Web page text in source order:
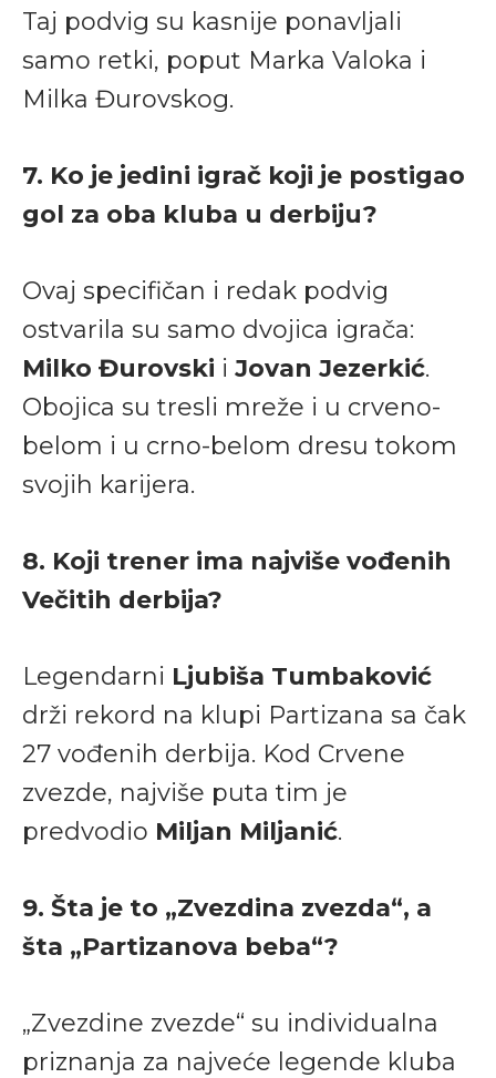
Taj podvig su kasnije ponavljali
samo retki, poput Marka Valoka i
Milka Đurovskog.
7. Ko je jedini igrač koji je postigao
gol za oba kluba u derbiju?
Ovaj specifičan i redak podvig
ostvarila su samo dvojica igrača:
Milko Đurovski i Jovan Jezerkić.
Obojica su tresli mreže i u crveno-
belom i u crno-belom dresu tokom
svojih karijera.
8. Koji trener ima najviše vođenih
Večitih derbija?
Legendarni Ljubiša Tumbaković
drži rekord na klupi Partizana sa čak
27 vođenih derbija. Kod Crvene
zvezde, najviše puta tim je
predvodio Miljan Miljanić.
9. Šta je to „Zvezdina zvezda“, a
šta „Partizanova beba“?
„Zvezdine zvezde“ su individualna
priznanja za najveće legende kluba